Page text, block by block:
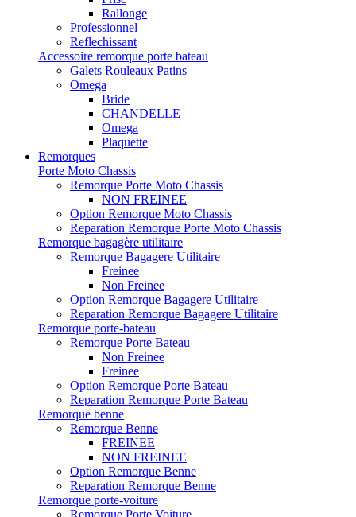
Rallonge
Professionnel
Reflechissant
Accessoire remorque porte bateau
Galets Rouleaux Patins
Omega
Bride
CHANDELLE
Omega
Plaquette
Remorques
Porte Moto Chassis
Remorque Porte Moto Chassis
NON FREINEE
Option Remorque Moto Chassis
Reparation Remorque Porte Moto Chassis
Remorque bagagère utilitaire
Remorque Bagagere Utilitaire
Freinee
Non Freinee
Option Remorque Bagagere Utilitaire
Reparation Remorque Bagagere Utilitaire
Remorque porte-bateau
Remorque Porte Bateau
Non Freinee
Freinee
Option Remorque Porte Bateau
Reparation Remorque Porte Bateau
Remorque benne
Remorque Benne
FREINEE
NON FREINEE
Option Remorque Benne
Reparation Remorque Benne
Remorque porte-voiture
Remorque Porte Voiture